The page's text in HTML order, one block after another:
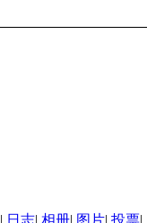
| 日志| 相册| 图片| 投票|